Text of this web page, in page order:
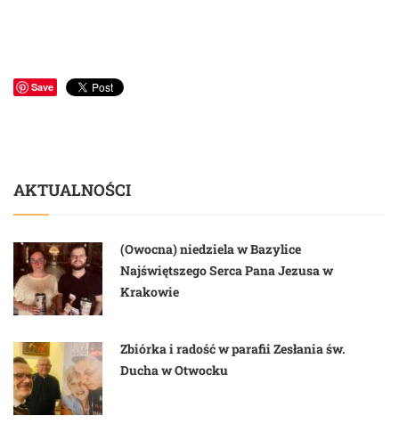
Save
AKTUALNOŚCI
(Owocna) niedziela w Bazylice
Najświętszego Serca Pana Jezusa w
Krakowie
Zbiórka i radość w parafii Zesłania św.
Ducha w Otwocku